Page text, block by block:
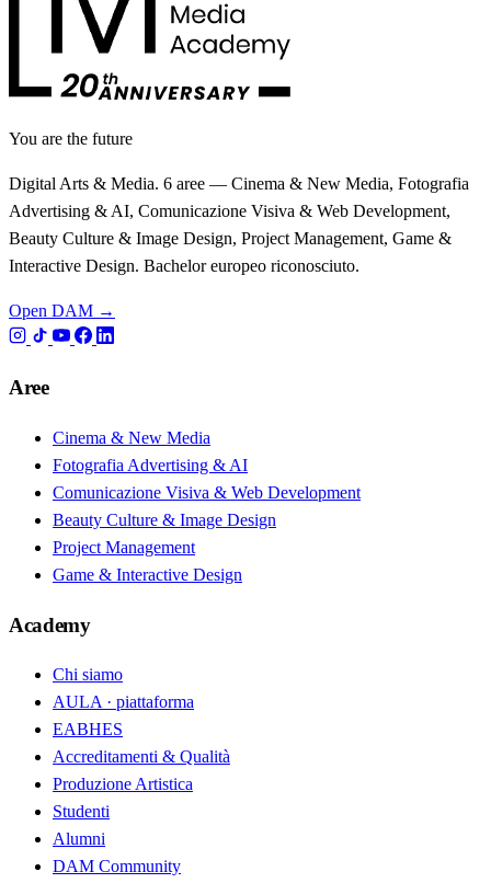
You are the future
Digital Arts & Media. 6 aree — Cinema & New Media, Fotografia
Advertising & AI, Comunicazione Visiva & Web Development,
Beauty Culture & Image Design, Project Management, Game &
Interactive Design. Bachelor europeo riconosciuto.
Open DAM →
Aree
Cinema & New Media
Fotografia Advertising & AI
Comunicazione Visiva & Web Development
Beauty Culture & Image Design
Project Management
Game & Interactive Design
Academy
Chi siamo
AULA · piattaforma
EABHES
Accreditamenti & Qualità
Produzione Artistica
Studenti
Alumni
DAM Community